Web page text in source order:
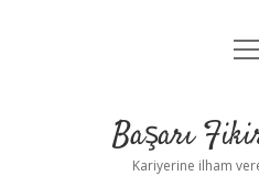
Yasal
Başarı
Kariyerine ilham